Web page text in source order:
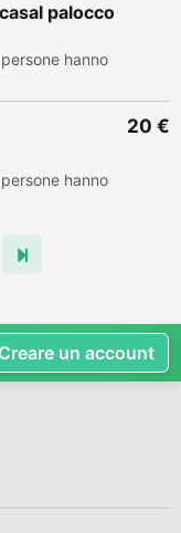
palocco
hanno
hanno
20 €
Creare un account